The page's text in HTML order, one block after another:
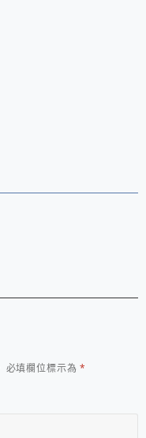
必填欄位標示為*